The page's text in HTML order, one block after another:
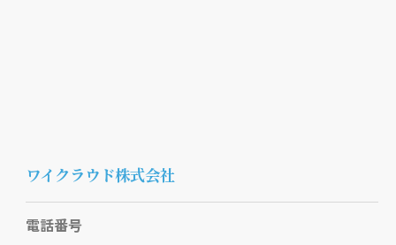
ワイクラウド株式会社
電話番号